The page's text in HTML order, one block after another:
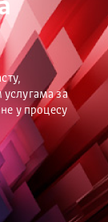
услугама за
у процесу